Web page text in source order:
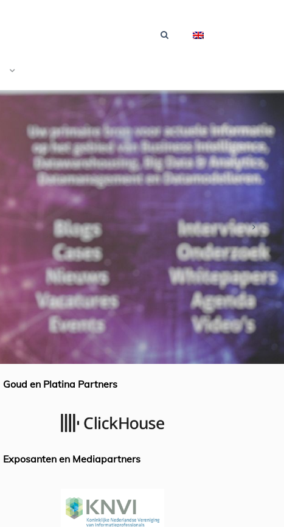
Goud en Platina Partners
Exposanten en Mediapartners